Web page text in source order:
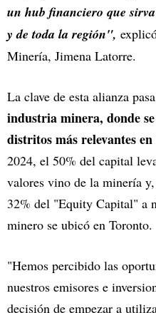
un hub financiero que
y de toda la región",
Minería, Jimena Latorre.
La clave de esta alianza
industria minera, donde
distritos más relevantes
2024, el 50% del capital
valores vino de la minería
32% del "Equity Capital" a
minero se ubicó en Toronto.
"Hemos percibido las
nuestros emisores e
decisión de empezar a